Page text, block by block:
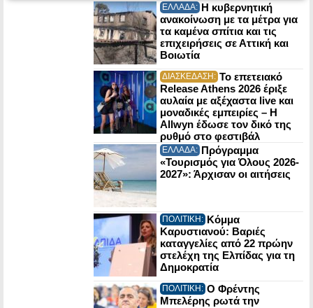
ΕΛΛΑΔΑ: Η κυβερνητική
ανακοίνωση με τα μέτρα για
τα καμένα σπίτια και τις
επιχειρήσεις σε Αττική και
Βοιωτία
ΔΙΑΣΚΕΔΑΣΗ: Το επετειακό
Release Athens 2026 έριξε
αυλαία με αξέχαστα live και
μοναδικές εμπειρίες – Η
Allwyn έδωσε τον δικό της
ρυθμό στο φεστιβάλ
ΕΛΛΑΔΑ: Πρόγραμμα
«Τουρισμός για Όλους 2026-
2027»: Άρχισαν οι αιτήσεις
ΠΟΛΙΤΙΚΗ: Κόμμα
Καρυστιανού: Βαριές
καταγγελίες από 22 πρώην
στελέχη της Ελπίδας για τη
Δημοκρατία
ΠΟΛΙΤΙΚΗ: Ο Φρέντης
Μπελέρης ρωτά την